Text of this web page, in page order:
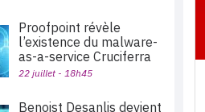
Proofpoint révèle
l’existence du malware-
as-a-service Cruciferra
22 juillet - 18h45
Benoist Desanlis devient